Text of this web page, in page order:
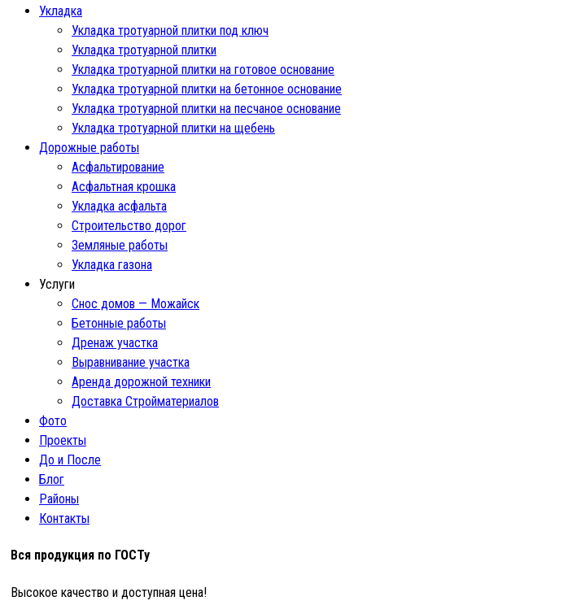
Укладка
Укладка тротуарной плитки под ключ
Укладка тротуарной плитки
Укладка тротуарной плитки на готовое основание
Укладка тротуарной плитки на бетонное основание
Укладка тротуарной плитки на песчаное основание
Укладка тротуарной плитки на щебень
Дорожные работы
Асфальтирование
Асфальтная крошка
Укладка асфальта
Строительство дорог
Земляные работы
Укладка газона
Услуги
Снос домов — Можайск
Бетонные работы
Дренаж участка
Выравнивание участка
Аренда дорожной техники
Доставка Стройматериалов
Фото
Проекты
До и После
Блог
Районы
Контакты
Вся продукция по ГОСТу
Высокое качество и доступная цена!